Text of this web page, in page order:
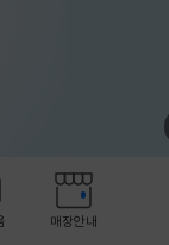
매장안내